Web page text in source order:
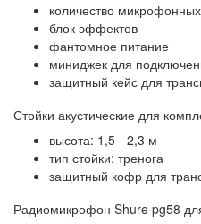
количество
блок эффектов
фантомное питание
миниджек для
защитный кейс для
Стойки акустические для
высота: 1,5 - 2,3 м
тип стойки: тренога
защитный кофр для
Радиомикрофон Shure pg58